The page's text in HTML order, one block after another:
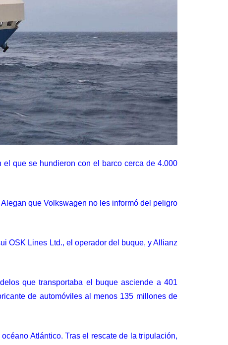
el que se hundieron con el barco cerca de 4.000
Alegan que Volkswagen no les informó del peligro
OSK Lines Ltd., el operador del buque, y Allianz
que transportaba el buque asciende a 401
de automóviles al menos 135 millones de
Atlántico. Tras el rescate de la tripulación,